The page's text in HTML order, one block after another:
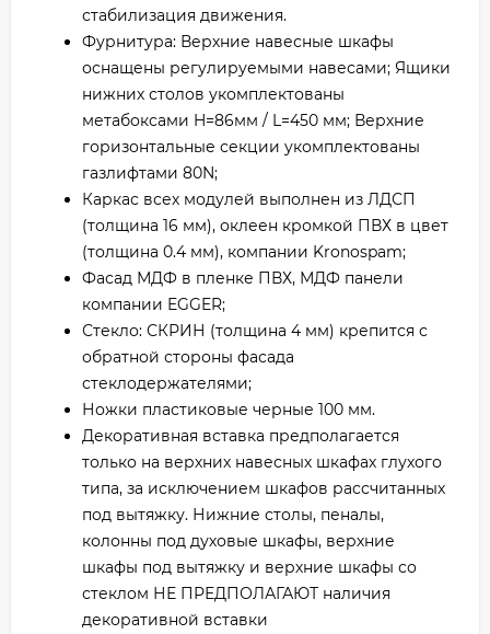
стабилизация движения.
Фурнитура: Верхние навесные шкафы
оснащены регулируемыми навесами; Ящики
нижних столов укомплектованы
метабоксами H=86мм / L=450 мм; Верхние
горизонтальные секции укомплектованы
газлифтами 80N;
Каркас всех модулей выполнен из ЛДСП
(толщина 16 мм), оклеен кромкой ПВХ в цвет
(толщина 0.4 мм), компании Kronospam;
Фасад МДФ в пленке ПВХ, МДФ панели
компании EGGER;
Стекло: СКРИН (толщина 4 мм) крепится с
обратной стороны фасада
стеклодержателями;
Ножки пластиковые черные 100 мм.
Декоративная вставка предполагается
только на верхних навесных шкафах глухого
типа, за исключением шкафов рассчитанных
под вытяжку. Нижние столы, пеналы,
колонны под духовые шкафы, верхние
шкафы под вытяжку и верхние шкафы со
стеклом НЕ ПРЕДПОЛАГАЮТ наличия
декоративной вставки